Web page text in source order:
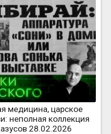
медицина, царское
неполная коллекция
28.02.2026